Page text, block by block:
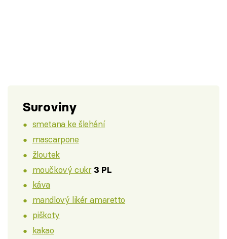
Suroviny
smetana ke šlehání
mascarpone
žloutek
moučkový cukr 3 PL
káva
mandlový likér amaretto
piškoty
kakao